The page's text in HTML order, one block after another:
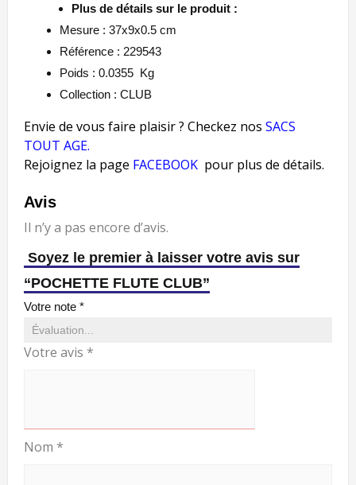
Plus de détails sur le produit :
Mesure : 37x9x0.5 cm
Référence : 229543
Poids : 0.0355 Kg
Collection : CLUB
Envie de vous faire plaisir ? Checkez nos SACS
TOUT AGE.
Rejoignez la page FACEBOOK pour plus de détails.
Avis
Il n’y a pas encore d’avis.
Soyez le premier à laisser votre avis sur
“POCHETTE FLUTE CLUB”
Votre note *
Votre avis *
Nom *